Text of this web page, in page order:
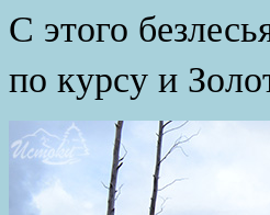
С этого
по курсу и